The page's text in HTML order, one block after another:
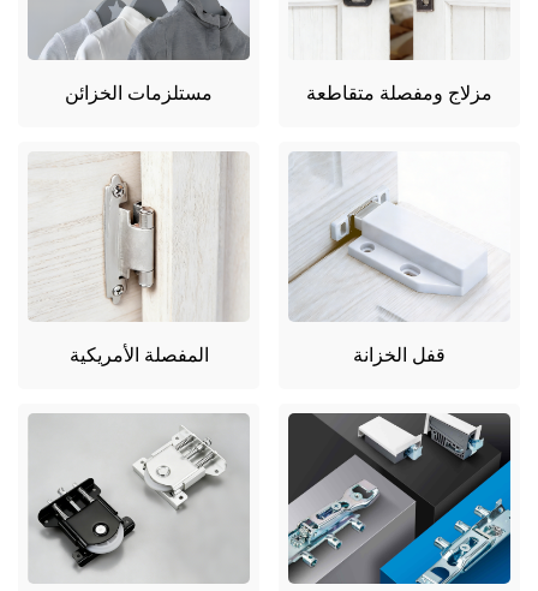
مستلزمات الخزائن مزلاج ومفصلة متقاطعة
المفصلة الأمريكية قفل الخزانة